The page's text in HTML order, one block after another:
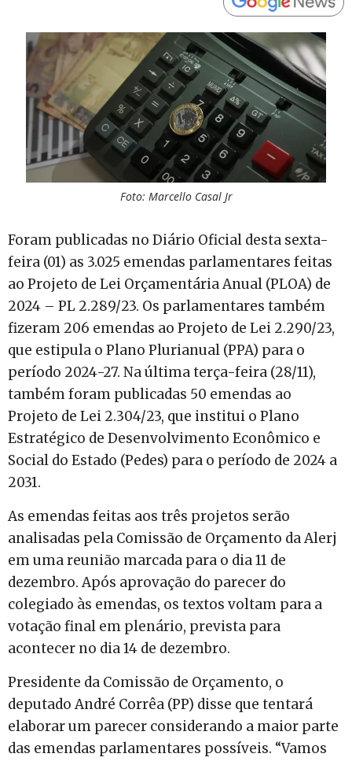
Foto: Marcello Casal Jr
Foram publicadas no Diário Oficial desta sexta-
feira (01) as 3.025 emendas parlamentares feitas
ao Projeto de Lei Orçamentária Anual (PLOA) de
2024 – PL 2.289/23. Os parlamentares também
fizeram 206 emendas ao Projeto de Lei 2.290/23,
que estipula o Plano Plurianual (PPA) para o
período 2024-27. Na última terça-feira (28/11),
também foram publicadas 50 emendas ao
Projeto de Lei 2.304/23, que institui o Plano
Estratégico de Desenvolvimento Econômico e
Social do Estado (Pedes) para o período de 2024 a
2031.
As emendas feitas aos três projetos serão
analisadas pela Comissão de Orçamento da Alerj
em uma reunião marcada para o dia 11 de
dezembro. Após aprovação do parecer do
colegiado às emendas, os textos voltam para a
votação final em plenário, prevista para
acontecer no dia 14 de dezembro.
Presidente da Comissão de Orçamento, o
deputado André Corrêa (PP) disse que tentará
elaborar um parecer considerando a maior parte
das emendas parlamentares possíveis. “Vamos